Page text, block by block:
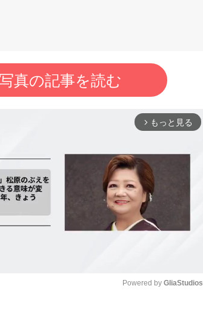
写真の記事を読む
arrow_forward_ios もっと見る
Powered by GliaStudios